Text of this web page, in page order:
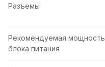
Разъемы
Рекомендуемая мощность
блока питания